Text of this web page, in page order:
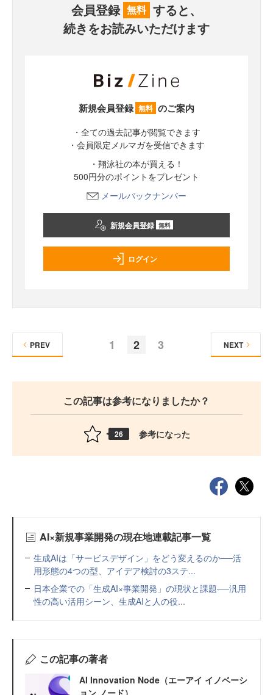
会員登録 無料 すると、
続きをお読みいただけます
新規会員登録 無料 のご案内
・全ての過去記事が閲覧できます
・会員限定メルマガを受信できます
・翔泳社の本が買える！
500円分のポイントをプレゼント
メールバックナンバー
新規会員登録 無料
ログイン
1 2 3
PREV NEXT
この記事は参考になりましたか？
26 参考になった
AI×新規事業開発の現在地連載記事一覧
生成AIは「サービスデザイン」をどう変えるのか──活
用形態の4つの型、アイデア検討の3ステ...
日本企業での「生成AI×事業開発」の現状と課題──汎用
性の高い活用シーン、生成AIと人の役...
この記事の著者
AI Innovation Node（エーアイ イノベーシ
ョン ノード）